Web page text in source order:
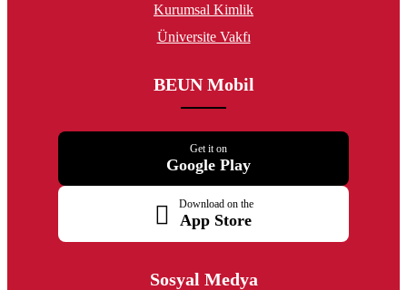
Kurumsal Kimlik
Üniversite Vakfı
BEUN Mobil
Get it on
Google Play
Download on the
App Store
Sosyal Medya